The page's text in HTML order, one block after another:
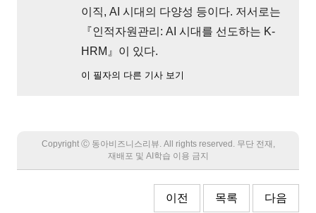
이직, AI 시대의 다양성 등이다. 저서로는
『인적자원관리: AI 시대를 선도하는 K-
HRM』이 있다.
이 필자의 다른 기사 보기
Copyright Ⓒ 동아비즈니스리뷰. All rights reserved. 무단 전재,
재배포 및 AI학습 이용 금지
이전 목록 다음